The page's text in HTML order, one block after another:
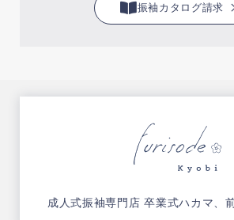
振袖カタログ請求
成人式振袖専門店 卒業式ハカマ、